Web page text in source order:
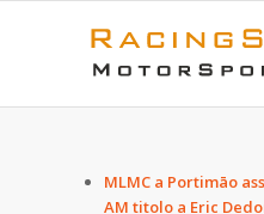
MLMC a Portimāo
AM titolo a Eric